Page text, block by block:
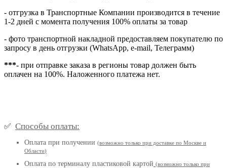
- отгрузка в Транспортные Компании производится в течение
1-2 дней с момента получения 100% оплаты за товар
- фото транспортной накладной предоставляем покупателю по
запросу в день отгрузки (WhatsApp, e-mail, Телеграмм)
***- при отправке заказа в регионы товар должен быть
оплачен на 100%. Наложенного платежа нет.
✅ Способы оплаты:
Оплата при получении (возможно только при доставке по Москве и
Области)
Оплата по терминалу пластиковой картой (возможно только при